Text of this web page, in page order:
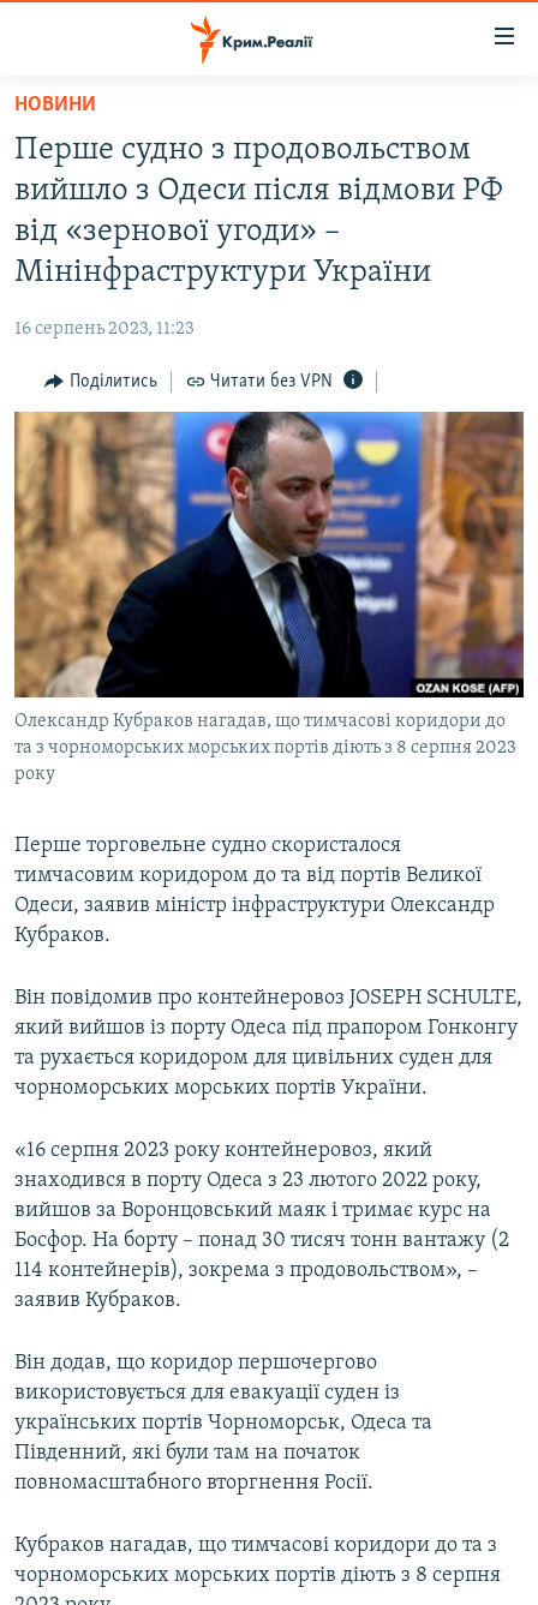
Перейти
основного
матеріалу
Перейти
до
основної
Перейти
пошуку
ВОДА.КРИМ
ВІДЕО ТА ФОТО
ПОЛІТИКА
ПОГЛЯД
ІНТЕРВ'Ю
ВСЕ ЗА ДЕНЬ
СПЕЦПРОЕКТИ
ДЕПОРТАЦІЯ
ВІДЕОУРОКИ «ELIFBE»
СВІДЧЕННЯ ОКУПАЦІЇ
УКРАЇНСЬКА ПРОБЛЕМА КРИМУ
ІНФОГРАФІКА
ЯК ОБІЙТИ БЛОКУВАННЯ
Русский
Qırımtatar
ДОЛУЧАЙСЯ!
НОВИНИ
Перше судно з продовольством
вийшло з Одеси після відмови РФ
від «зернової угоди» –
Мінінфраструктури України
16 серпень 2023, 11:23
Поділитись Читати без VPN
Олександр Кубраков нагадав, що тимчасові коридори до
та з чорноморських морських портів діють з 8 серпня 2023
року
Перше торговельне судно скористалося
тимчасовим коридором до та від портів Великої
Одеси, заявив міністр інфраструктури Олександр
Кубраков.
Він повідомив про контейнеровоз JOSEPH SCHULTE,
який вийшов із порту Одеса під прапором Гонконгу
та рухається коридором для цивільних суден для
чорноморських морських портів України.
«16 серпня 2023 року контейнеровоз, який
знаходився в порту Одеса з 23 лютого 2022 року,
вийшов за Воронцовський маяк і тримає курс на
Босфор. На борту – понад 30 тисяч тонн вантажу (2
114 контейнерів), зокрема з продовольством», –
заявив Кубраков.
Він додав, що коридор першочергово
використовується для евакуації суден із
українських портів Чорноморськ, Одеса та
Південний, які були там на початок
повномасштабного вторгнення Росії.
Кубраков нагадав, що тимчасові коридори до та з
чорноморських морських портів діють з 8 серпня